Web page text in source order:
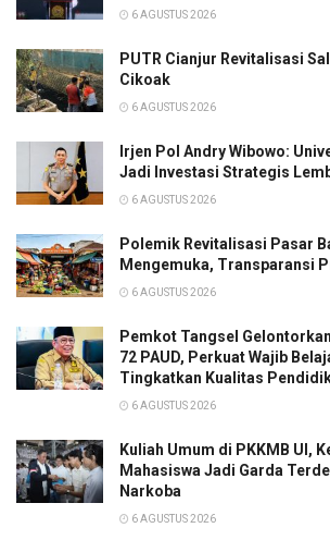
6 AGUSTUS 2026
PUTR Cianjur Revitalisasi
Cikoak
6 AGUSTUS 2026
Irjen Pol Andry Wibowo:
Jadi Investasi Strategis
6 AGUSTUS 2026
Polemik Revitalisasi Pasar
Mengemuka, Transparansi
6 AGUSTUS 2026
Pemkot Tangsel
72 PAUD, Perkuat Wajib
Tingkatkan Kualitas
6 AGUSTUS 2026
Kuliah Umum di PKKMB UI,
Mahasiswa Jadi Garda
Narkoba
6 AGUSTUS 2026